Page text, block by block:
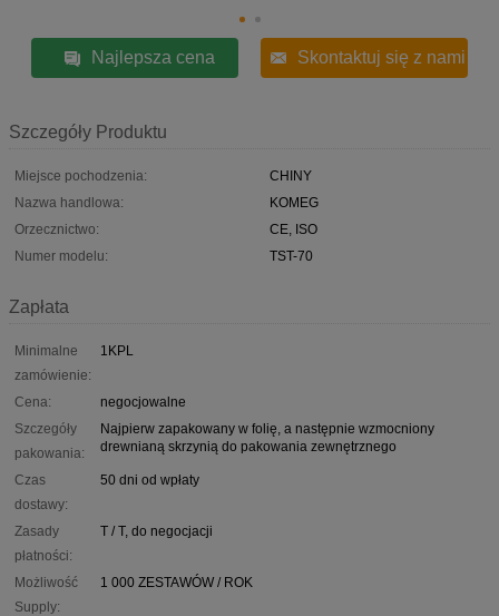
Najlepsza cena Skontaktuj się z nami
Szczegóły Produktu
Miejsce pochodzenia:
CHINY
Nazwa handlowa:
KOMEG
Orzecznictwo:
CE, ISO
Numer modelu:
TST-70
Zapłata
Minimalne
zamówienie:
1KPL
Cena:
negocjowalne
Szczegóły
pakowania:
Najpierw zapakowany w folię, a następnie wzmocniony
drewnianą skrzynią do pakowania zewnętrznego
Czas
dostawy:
50 dni od wpłaty
Zasady
płatności:
T / T, do negocjacji
Możliwość
Supply:
1 000 ZESTAWÓW / ROK